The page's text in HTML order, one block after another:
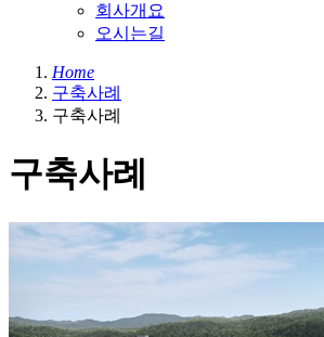
회사개요
오시는길
Home
구축사례
구축사례
구축사례